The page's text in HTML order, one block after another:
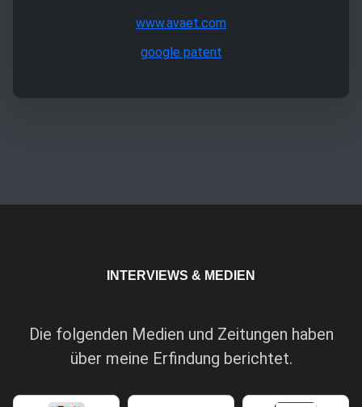
www.avaet.com
google patent
INTERVIEWS & MEDIEN
Die folgenden Medien und Zeitungen haben
über meine Erfindung berichtet.